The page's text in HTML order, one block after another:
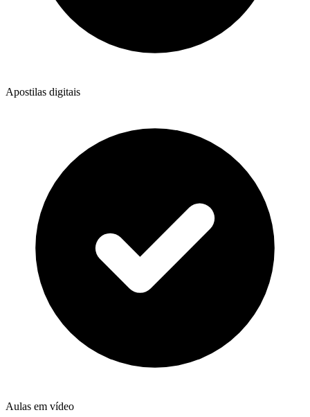
Apostilas digitais
Aulas em vídeo